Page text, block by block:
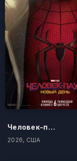
Человек-паук: Новый день
2026, США